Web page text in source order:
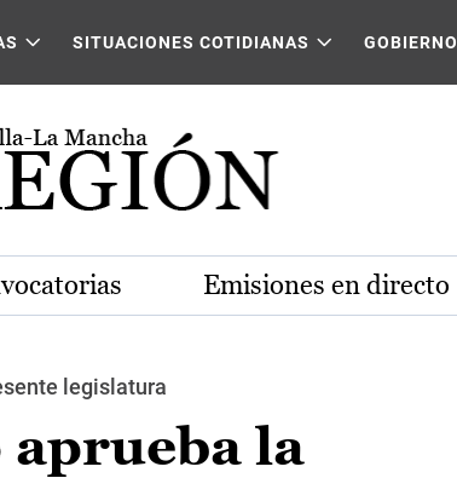
SITUACIONES COTIDIANAS GOBIERNO
Emisiones en directo
legislatura
aprueba la